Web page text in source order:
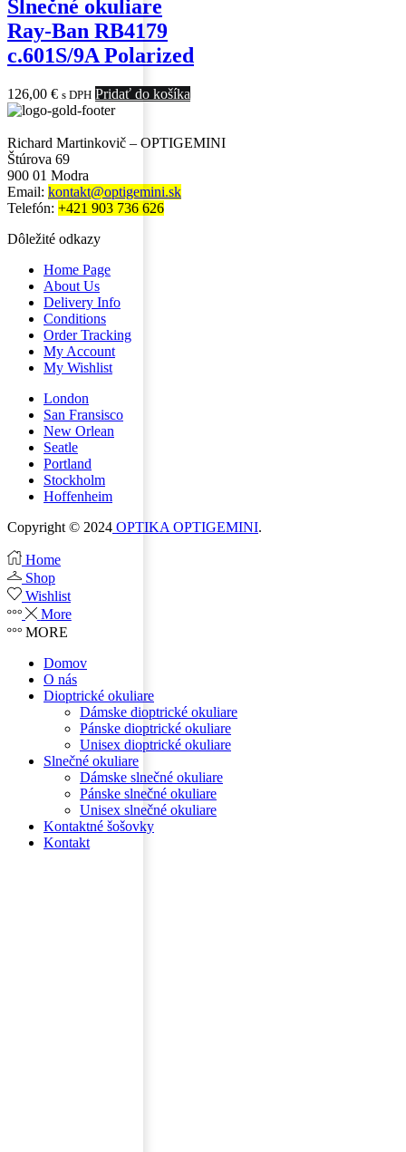
Slnečné okuliare
Ray-Ban RB4179
c.601S/9A Polarized
126,00 € s DPH Pridať do košíka
Richard Martinkovič – OPTIGEMINI
Štúrova 69
900 01 Modra
Email: kontakt@optigemini.sk
Telefón: +421 903 736 626
Dôležité odkazy
Home Page
About Us
Delivery Info
Conditions
Order Tracking
My Account
My Wishlist
London
San Fransisco
New Orlean
Seatle
Portland
Stockholm
Hoffenheim
Copyright © 2024 OPTIKA OPTIGEMINI.
Home
Shop
Wishlist
More
MORE
Domov
O nás
Dioptrické okuliare
Dámske dioptrické okuliare
Pánske dioptrické okuliare
Unisex dioptrické okuliare
Slnečné okuliare
Dámske slnečné okuliare
Pánske slnečné okuliare
Unisex slnečné okuliare
Kontaktné šošovky
Kontakt